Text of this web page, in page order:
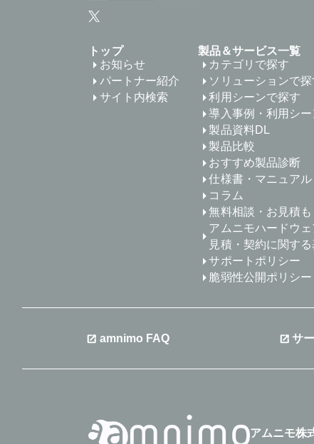
トップ
お知らせ
パートナー紹介
サイト内検索
製品＆サービス一覧
カテゴリで探す
ソリューションで探
利用シーンで探す
導入事例・利用シー
製品資料DL
製品比較
おすすめ製品診断
仕様書・マニュア
コラム
無料相談・お見積も
アムニモハードウ
見積・契約に関す
サポートポリシー
脆弱性公開ポリシー
amnimo FAQ サ
アムニモ株